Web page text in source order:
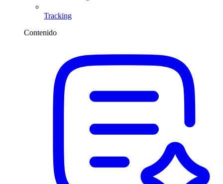
Tracking
Contenido